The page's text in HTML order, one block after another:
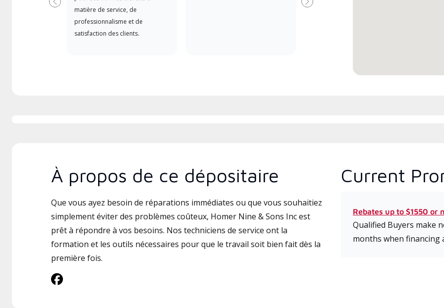
matière de service, de
professionnalisme et de
satisfaction des clients.
Précédent Suivant
À propos de ce dépositaire
Que vous ayez besoin de réparations immédiates ou que vous souhaitiez
simplement éviter des problèmes coûteux, Homer Nine & Sons Inc est
prêt à répondre à vos besoins. Nos techniciens de service ont la
formation et les outils nécessaires pour que le travail soit bien fait dès la
première fois.
Current
Rebates up to $1550 or
Qualified Buyers make
months when financing